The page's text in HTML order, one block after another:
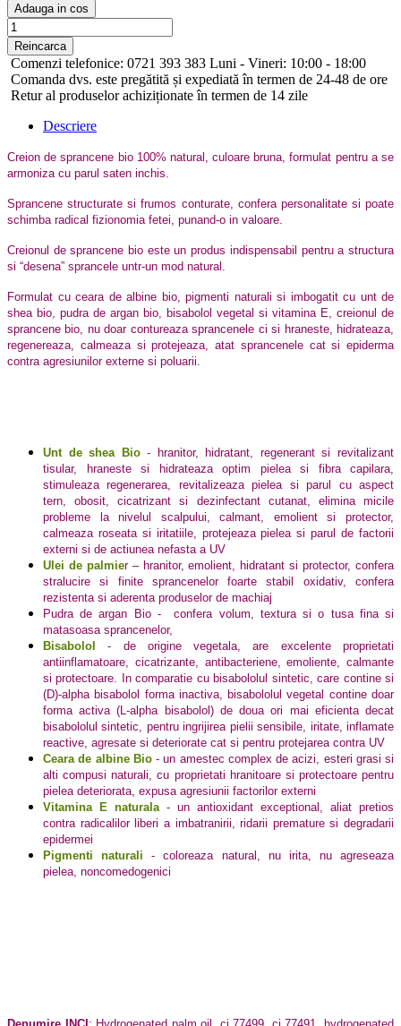
Adauga in cos
Comenzi telefonice: 0721 393 383 Luni - Vineri: 10:00 - 18:00
Comanda dvs. este pregătită și expediată în termen de 24-48 de ore
Retur al produselor achiziționate în termen de 14 zile
Descriere
Creion de sprancene bio 100% natural, culoare bruna, formulat pentru a se
armoniza cu parul saten inchis.
Sprancene structurate si frumos conturate, confera personalitate si poate
schimba radical fizionomia fetei, punand-o in valoare.
Creionul de sprancene bio este un produs indispensabil pentru a structura
si “desena” sprancele untr-un mod natural.
Formulat cu ceara de albine bio, pigmenti naturali si imbogatit cu unt de
shea bio, pudra de argan bio, bisabolol vegetal si vitamina E, creionul de
sprancene bio, nu doar contureaza sprancenele ci si hraneste, hidrateaza,
regenereaza, calmeaza si protejeaza, atat sprancenele cat si epiderma
contra agresiunilor externe si poluarii.
Unt de shea Bio- hranitor, hidratant, regenerant si revitalizant
tisular, hraneste si hidrateaza optim pielea si fibra capilara,
stimuleaza regenerarea, revitalizeaza pielea si parul cu aspect
tern, obosit, cicatrizant si dezinfectant cutanat, elimina micile
probleme la nivelul scalpului, calmant, emolient si protector,
calmeaza roseata si iritatiile, protejeaza pielea si parul de factorii
externi si de actiunea nefasta a UV
Ulei de palmier – hranitor, emolient, hidratant si protector, confera
stralucire si finite sprancenelor foarte stabil oxidativ, confera
rezistenta si aderenta produselor de machiaj
Pudra de argan Bio -
confera volum, textura si o tusa fina si
matasoasa sprancenelor,
Bisabolol
- de origine vegetala, are excelente proprietati
antiinflamatoare, cicatrizante, antibacteriene, emoliente, calmante
si protectoare. In comparatie cu bisabololul sintetic, care contine si
(D)-alpha bisabolol forma inactiva, bisabololul vegetal contine doar
forma activa (L-alpha bisabolol) de doua ori mai eficienta decat
bisabololul sintetic, pentru ingrijirea pielii sensibile, iritate, inflamate
reactive, agresate si deteriorate cat si pentru protejarea contra UV
Ceara de albine Bio- un amestec complex de acizi, esteri grasi si
alti compusi naturali, cu proprietati hranitoare si protectoare pentru
pielea deteriorata, expusa agresiunii factorilor externi
Vitamina E naturala- un antioxidant exceptional, aliat pretios
contra radicalilor liberi a imbatranirii, ridarii premature si degradarii
epidermei
Pigmenti naturali - coloreaza natural, nu irita, nu agreseaza
pielea, noncomedogenici